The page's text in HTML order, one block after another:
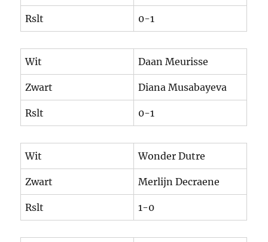
Rslt 0-1
Wit Daan Meurisse
Zwart Diana Musabayeva
Rslt 0-1
Wit Wonder Dutre
Zwart Merlijn Decraene
Rslt 1-0